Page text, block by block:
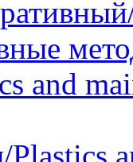
and